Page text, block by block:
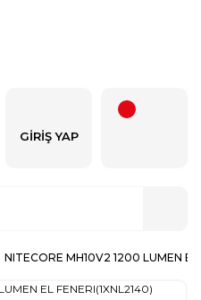
GIRIŞ YAP
NITECORE MH10V2 1200 LUMEN EL